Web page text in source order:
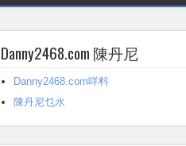
Danny2468.com 陳丹尼
Danny2468.com咩料
陳丹尼乜水